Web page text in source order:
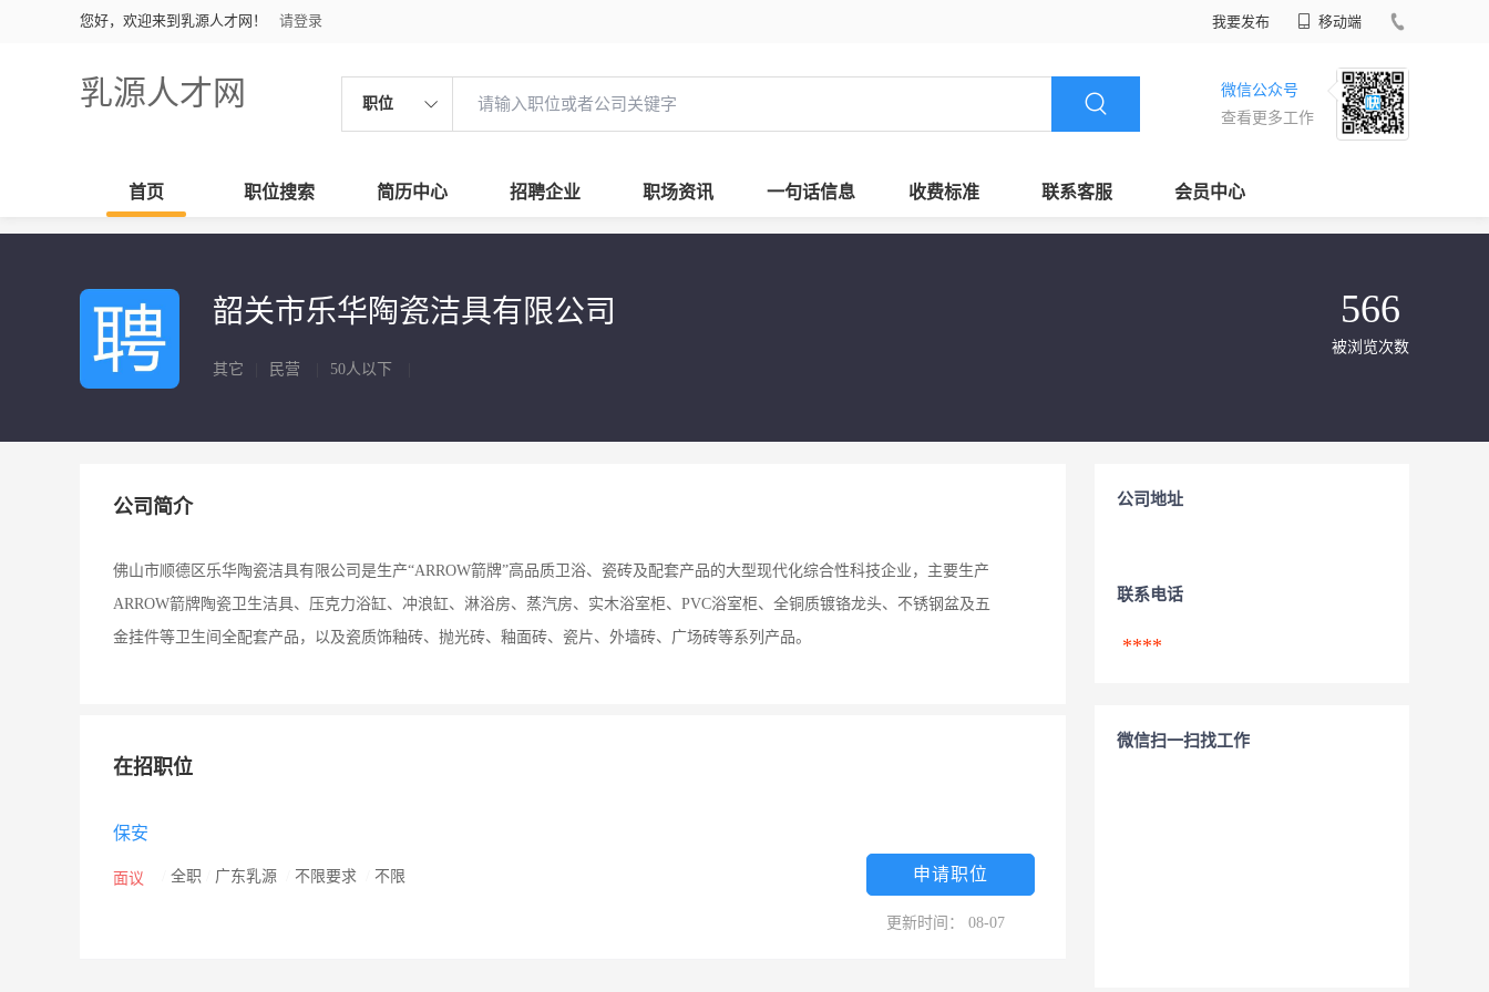
您好，欢迎来到乳源人才网！ 请登录 我要发布 移动端
乳源人才网 职位
微信公众号
查看更多工作
首页 职位搜索 简历中心 招聘企业 职场资讯 一句话信息 收费标准 联系客服 会员中心
韶关市乐华陶瓷洁具有限公司
其它 民营 50人以下
566
被浏览次数
公司简介
佛山市顺德区乐华陶瓷洁具有限公司是生产“ARROW箭牌”高品质卫浴、瓷砖及配套产品的大型现代化综合性科技企业，主要生产
ARROW箭牌陶瓷卫生洁具、压克力浴缸、冲浪缸、淋浴房、蒸汽房、实木浴室柜、PVC浴室柜、全铜质镀铬龙头、不锈钢盆及五
金挂件等卫生间全配套产品，以及瓷质饰釉砖、抛光砖、釉面砖、瓷片、外墙砖、广场砖等系列产品。
在招职位
保安
面议 全职 广东乳源 不限要求 不限 申请职位
更新时间： 08-07
公司地址
联系电话
****
微信扫一扫找工作